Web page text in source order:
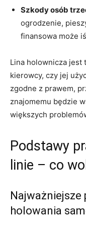
Szkody osób
ogrodzenie,
finansowa może
Lina holownicza jest
kierowcy, czy jej
zgodne z prawem,
znajomemu będzie
większych
Podstawy
linie – co
Najważniejsze
holowania